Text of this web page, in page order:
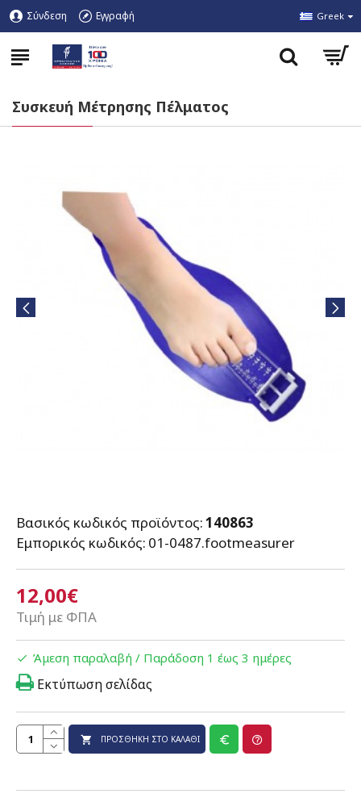
Σύνδεση Εγγραφή Greek
Συσκευή Μέτρησης Πέλματος
12,00€
Τιμή με ΦΠΑ
Βασικός κωδικός προϊόντος:140863
Εμπορικός κωδικός: 01-0487.footmeasurer
Άμεση παραλαβή / Παράδoση 1 έως 3 ημέρες
ΠΡΟΣΘΉΚΗ ΣΤΟ ΚΑΛΆΘΙ
Εκτύπωση σελίδας